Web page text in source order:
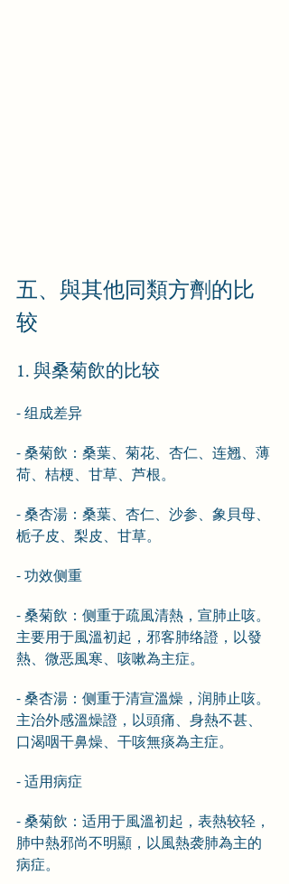
五、與其他同類方劑的比
较
1. 與桑菊飲的比较
- 组成差异
- 桑菊飲：桑葉、菊花、杏仁、连翘、薄
荷、桔梗、甘草、芦根。
- 桑杏湯：桑葉、杏仁、沙参、象貝母、
栀子皮、梨皮、甘草。
- 功效侧重
- 桑菊飲：侧重于疏風清熱，宣肺止咳。
主要用于風溫初起，邪客肺络證，以發
熱、微恶風寒、咳嗽為主症。
- 桑杏湯：侧重于清宣溫燥，润肺止咳。
主治外感溫燥證，以頭痛、身熱不甚、
口渴咽干鼻燥、干咳無痰為主症。
- 适用病症
- 桑菊飲：适用于風溫初起，表熱较轻，
肺中熱邪尚不明顯，以風熱袭肺為主的
病症。